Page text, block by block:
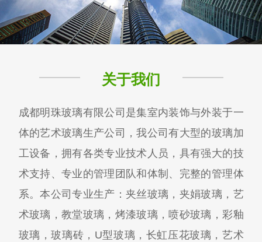
关于我们
成都明珠玻璃有限公司是集室内装饰与外装于一
体的艺术玻璃生产公司，我公司有大型的玻璃加
工设备，拥有各类专业技术人员，具有强大的技
术支持、专业的管理团队和体制、完整的管理体
系。本公司专业生产：夹丝玻璃，夹娟玻璃，艺
术玻璃，教堂玻璃，烤漆玻璃，喷砂玻璃，彩釉
玻璃，玻璃砖，U型玻璃，长虹压花玻璃，艺术